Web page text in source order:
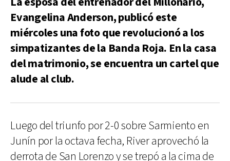
Evangelina Anderson, publicó este
miércoles una foto que revolucionó a los
simpatizantes de la Banda Roja. En la casa
del matrimonio, se encuentra un cartel que
alude al club.
Luego del triunfo por 2-0 sobre Sarmiento en
Junín por la octava fecha, River aprovechó la
derrota de San Lorenzo y se trepó a la cima de